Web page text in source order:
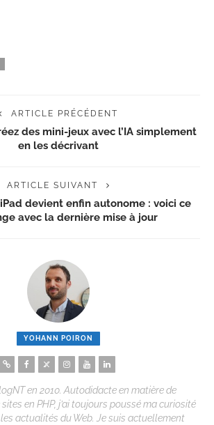
ARTICLE PRÉCÉDENT
des mini-jeux avec l’IA simplement
en les décrivant
ARTICLE SUIVANT
devient enfin autonome : voici ce
avec la dernière mise à jour
YOHANN POIRON
en 2010. Autodidacte en matière de
en PHP, j’ai toujours poussé ma curiosité
actualités du Web. Je suis actuellement